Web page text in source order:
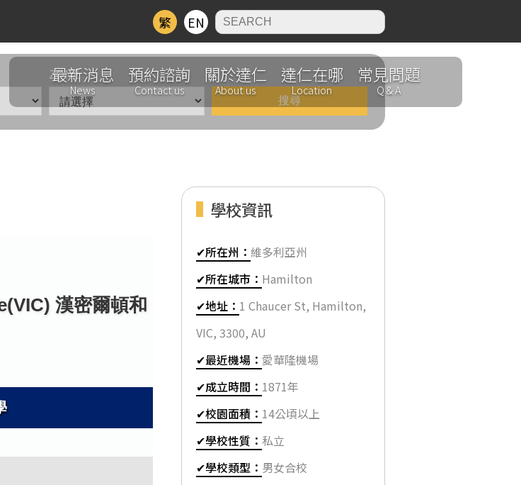
繁 EN
最新消息
News
預約諮詢
Contact us
關於達仁
About us
達仁在哪
Location
常見問題
Q & A
ZONE
漢密爾頓和
學校資訊
✔所在州： 維多利亞州
✔所在城市： Hamilton
✔地址： 1 Chaucer St, Hamilton,
VIC, 3300, AU
✔最近機場： 愛華隆機場
✔成立時間： 1871年
✔校園面積： 14公頃以上
✔學校性質： 私立
✔學校類型： 男女合校